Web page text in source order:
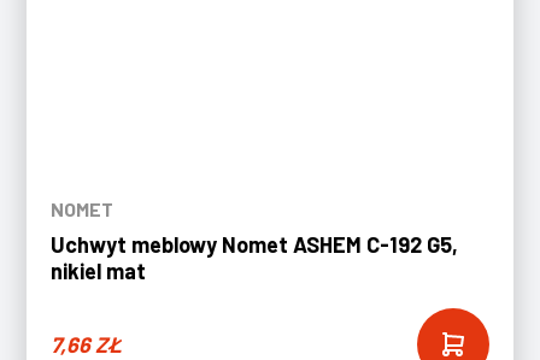
NOMET
Uchwyt meblowy Nomet ASHEM C-192 G5,
nikiel mat
7,66ZŁ